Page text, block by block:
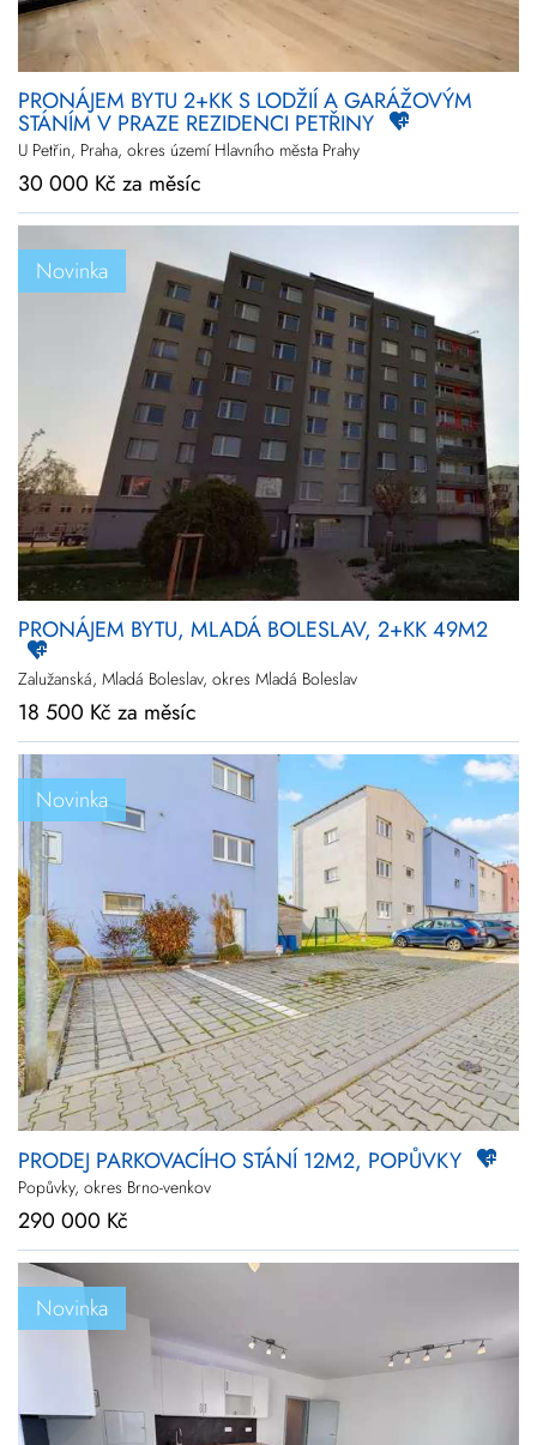
PRONÁJEM BYTU 2+KK S LODŽIÍ A GARÁŽOVÝM
STÁNÍM V PRAZE REZIDENCI PETŘINY
U Petřin, Praha, okres území Hlavního města Prahy
30 000 Kč za měsíc
Novinka
PRONÁJEM BYTU, MLADÁ BOLESLAV, 2+KK 49M2
Zalužanská, Mladá Boleslav, okres Mladá Boleslav
18 500 Kč za měsíc
Novinka
PRODEJ PARKOVACÍHO STÁNÍ 12M2, POPŮVKY
Popůvky, okres Brno-venkov
290 000 Kč
Novinka